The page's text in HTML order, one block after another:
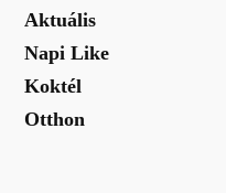
Aktuális
Napi Like
Koktél
Otthon